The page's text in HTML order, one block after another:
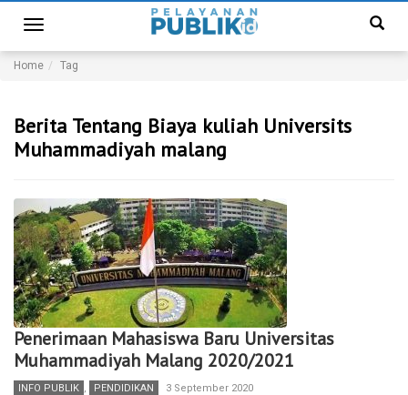
Toggle
navigation
Home Tag
Berita Tentang Biaya kuliah Universits
Muhammadiyah malang
Penerimaan Mahasiswa Baru Universitas
Muhammadiyah Malang 2020/2021
INFO PUBLIK , PENDIDIKAN 3 September 2020